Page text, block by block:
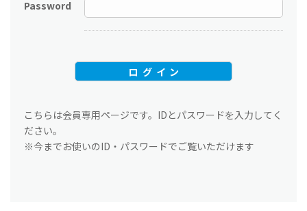
Password
こちらは会員専用ページです。IDとパスワードを入力してく
ださい。
※今までお使いのID・パスワードでご覧いただけます